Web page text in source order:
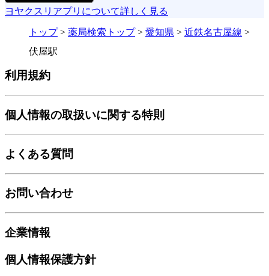
ヨヤクスリアプリについて詳しく見る
トップ> 薬局検索トップ> 愛知県 > 近鉄名古屋線 >
伏屋駅
利用規約
個人情報の取扱いに関する特則
よくある質問
お問い合わせ
企業情報
個人情報保護方針